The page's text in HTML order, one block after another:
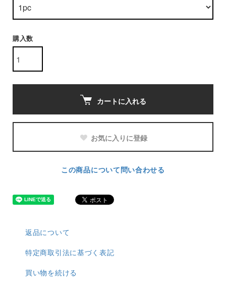
購入数
カートに入れる
お気に入りに登録
この商品について問い合わせる
返品について
特定商取引法に基づく表記
買い物を続ける